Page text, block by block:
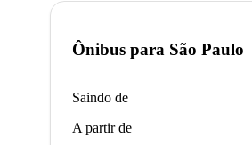
Ônibus para São Paulo
Saindo de
A partir de